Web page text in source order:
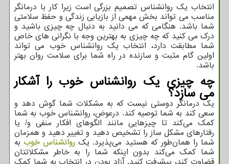
انتخاب یک روانشناس تصمیم بزرگی است زیرا کار با درمانگر
مناسب می تواند بخش مهمی از بازیابی زندگی و حفظ سلامتی
شما باشد. هنگامی که می دانید به دنبال چه چیزی باشید و
درک می کنید که چه چیزی به بهترین وجه با نگرانی های خاص
شما مطابقت دارد، انتخاب یک روانشناس خوب می تواند
اولین گام مثبت و سازنده در راه شما برای سلامت روان بهتر
باشد.
چه چیزی یک روانشناس خوب را آشکار
می سازد؟
یک درمانگر دوستی نیست که به مشکلات شما گوش دهد و
سعی کند به شما توصیه کند. درعوض، روانشناس خوب به شما
کمک می‌کند تا چیزهایی مانند الگوهای افکار منفی و/ یا
رفتارهای مشکل ‌ساز را تشخیص دهید و تغییر دهید و همزمان
شما را همان‌طور که هستید می‌پذیرد. یک روانشناس خوببه
شما کمک می‌کند بدون اینکه شما را به خاطر مشکلاتتان